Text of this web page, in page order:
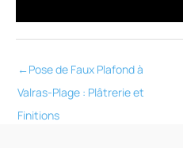
←Pose de Faux Plafond à
Valras-Plage : Plâtrerie et
Finitions